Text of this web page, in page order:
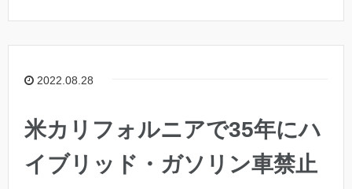
2022.08.28
米カリフォルニアで35年にハ
イブリッド・ガソリン車禁止